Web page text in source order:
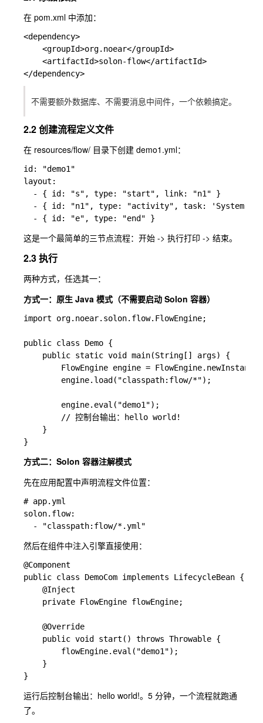
在 pom.xml 中添加：
<dependency>
    <groupId>org.noear</groupId>
    <artifactId>solon-flow</artifactId>
不需要额外数据库、不需要消息中间件，一个依赖搞定。
2.2 创建流程定义文件
在 resources/flow/ 目录下创建 demo1.yml：
id: "demo1"
layout:
  - { id: "s", type: "start", link: "n1" }
- { id: "n1", type: "activity", task:
这是一个最简单的三节点流程：开始 -> 执行打印 -> 结束。
2.3 执行
两种方式，任选其一：
方式一：原生 Java 模式（不需要启动 Solon 容器）
import org.noear.solon.flow.FlowEngine;
public class Demo {
    public static void main(String[] args) {
FlowEngine engine =
        engine.load("classpath:flow/*");
        engine.eval("demo1");
        // 控制台输出：hello world!
    }
方式二：Solon 容器注解模式
先在应用配置中声明流程文件位置：
# app.yml
solon.flow:
然后在组件中注入引擎直接使用：
@Component
public class DemoCom implements LifecycleBean {
    @Inject
    private FlowEngine flowEngine;
    @Override
    public void start() throws Throwable {
        flowEngine.eval("demo1");
    }
运行后控制台输出： hello world!。5 分钟，一个流程就跑通
了。